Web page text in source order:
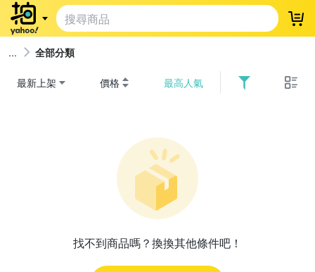
登
全部分類
最新上架 價格 最高人氣
找不到商品嗎？換換其他條件吧！